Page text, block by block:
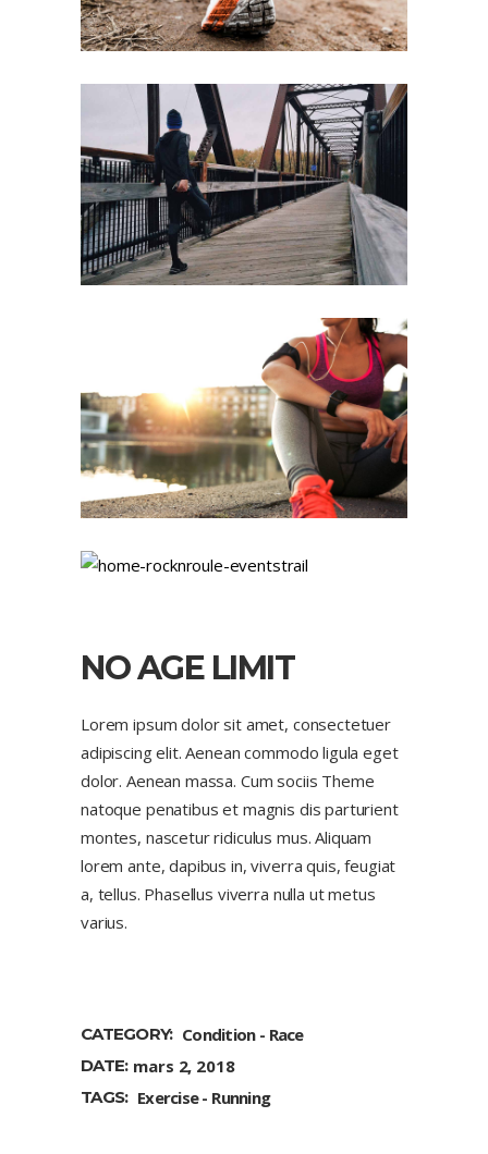
NO AGE LIMIT
Lorem ipsum dolor sit amet, consectetuer
adipiscing elit. Aenean commodo ligula eget
dolor. Aenean massa. Cum sociis Theme
natoque penatibus et magnis dis parturient
montes, nascetur ridiculus mus. Aliquam
lorem ante, dapibus in, viverra quis, feugiat
a, tellus. Phasellus viverra nulla ut metus
varius.
CATEGORY: Condition Race
DATE: mars 2, 2018
TAGS: Exercise Running